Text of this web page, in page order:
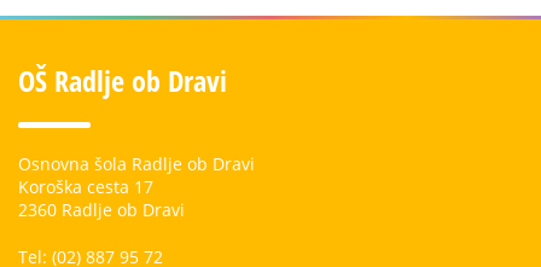
OŠ Radlje ob Dravi
Osnovna šola Radlje ob Dravi
Koroška cesta 17
2360 Radlje ob Dravi
Tel: (02) 887 95 72